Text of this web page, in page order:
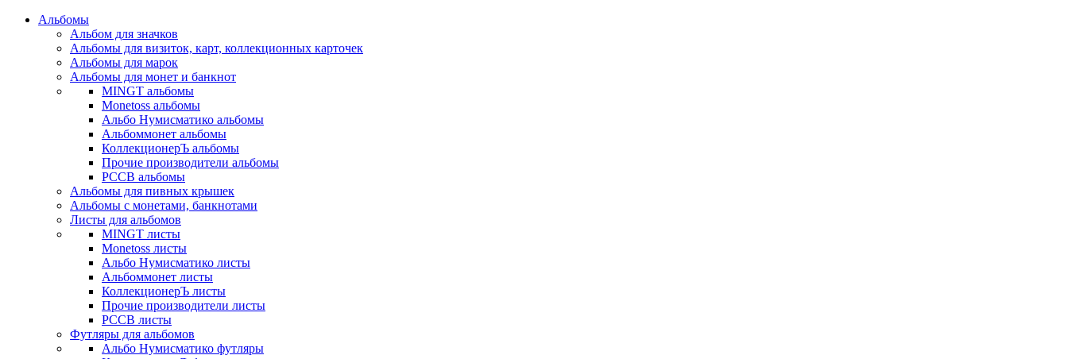
Альбомы
Альбом для значков
Альбомы для визиток, карт, коллекционных карточек
Альбомы для марок
Альбомы для монет и банкнот
MINGT альбомы
Monetoss альбомы
Альбо Нумисматико альбомы
Альбоммонет альбомы
КоллекционерЪ альбомы
Прочие производители альбомы
РССВ альбомы
Альбомы для пивных крышек
Альбомы с монетами, банкнотами
Листы для альбомов
MINGT листы
Monetoss листы
Альбо Нумисматико листы
Альбоммонет листы
КоллекционерЪ листы
Прочие производители листы
РССВ листы
Футляры для альбомов
Альбо Нумисматико футляры